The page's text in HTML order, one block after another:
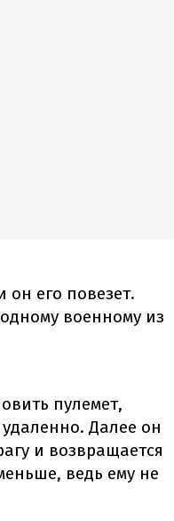
он его повезет.
военному из
пулемет,
Далее он
и возвращается
ведь ему не